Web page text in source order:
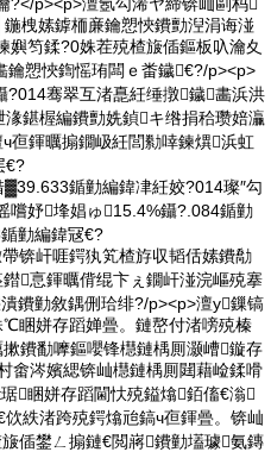
栧嫊鎼栭亷鑰愬悏鐨勯湼涓诲湴
笉鍒?0姝茬殑楂旇偛鏂板叺瀹夊
愬悏鍧愮珛闆ｅ畨鐬€?/p><p>
骞翠互渚嗭紝缍撴鐬畵浜洪
鍖楃編鐨勯姺鍞キ绺捐秴瓒婄灜
亱鍕曞搧鐗岋紝閭勬啈鍊熼浜虹
€?
鍎勭編鍏冿紝姣?014璨″勾
嚐妤埄娼ゅ15.4%鑷?.084鍎勭
勭編鍏冦€?
锛屽啀鍔犱笂楂斿収韬佸嫊鐨勪
悥鍕曞偝绲卞ぇ鐗屽湴浣嶇殑搴
鐨勭敘鍝侀珨绯?/p><p>澶у鏁镐
睏姘存蹈婵曡。鏈嶅付渚嗙殑榛
鐨勫嚤鏂嚶锋櫘鏈楀厠灏嶆鏇存
畬涔嬪緦锛屾櫘鏈楀厠閮藉崄鍒嗗
睏姘存蹈閫忕殑鎰熻銆傗€滃
紩渚跨殑鍔熻兘鎬ч亱鍕曡。锛屾
偛鐢ㄥ搧鏈€閲嶈鐨勭壒璩氨鏄